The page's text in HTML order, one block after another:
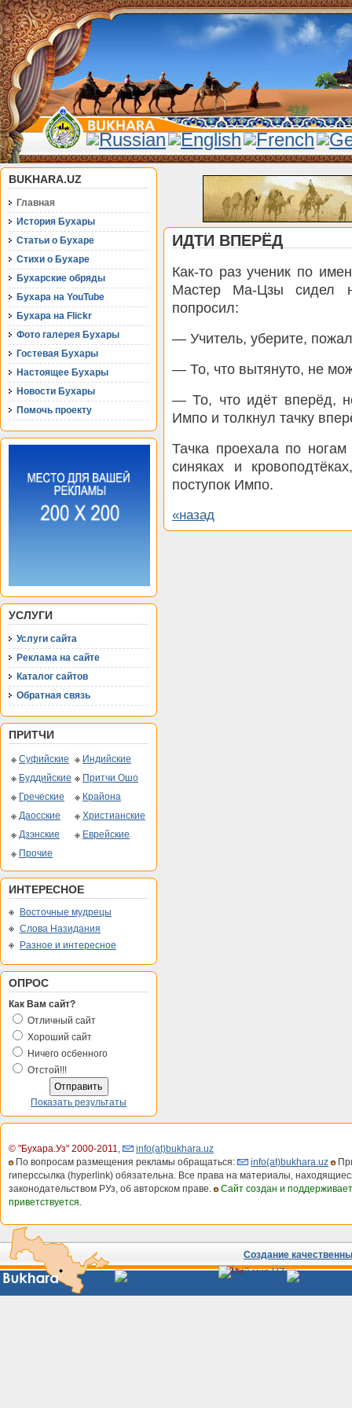
BUKHARA.UZ
Главная
История Бухары
Статьи о Бухаре
Стихи о Бухаре
Бухарские обряды
Бухара на YouTube
Бухара на Flickr
Фото галерея Бухары
Гостевая Бухары
Настоящее Бухары
Новости Бухары
Помочь проекту
УСЛУГИ
Услуги сайта
Реклама на сайте
Каталог сайтов
Обратная связь
ПРИТЧИ
Суфийские
Индийские
Буддийские
Притчи Ошо
Греческие
Крайона
Даосские
Христианские
Дзэнские
Еврейские
Прочие
ИНТЕРЕСНОЕ
Восточные мудрецы
Слова Назидания
Разное и интересное
ОПРОС
Как Вам сайт?
Отличный сайт
Хороший сайт
Ничего осбенного
Отстой!!!
Показать результаты
ИДТИ ВПЕРЁД
Как-то раз ученик по
Мастер Ма-Цзы сидел
попросил:
— Учитель, уберите,
— То, что вытянуто, не
— То, что идёт вперёд,
Импо и толкнул тачку
Тачка проехала по
синяках и
поступок Импо.
«назад
© "Бухара.Уз" 2000-2011,
info(at)bukhara.uz
По вопросам размещения рекламы обращаться:
info(at)bukhara.uz
гиперссылка (hyperlink) обязательна. Все права на материалы,
законодательством РУз, об авторском праве.
Сайт создан и
приветствуется.
Создание
Сайты
Узбекистана